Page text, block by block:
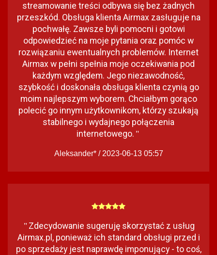
streamowanie treści odbywa się bez żadnych
przeszkód. Obsługa klienta Airmax zasługuje na
pochwałę. Zawsze byli pomocni i gotowi
odpowiedzieć na moje pytania oraz pomóc w
rozwiązaniu ewentualnych problemów. Internet
Airmax w pełni spełnia moje oczekiwania pod
każdym względem. Jego niezawodność,
szybkość i doskonała obsługa klienta czynią go
moim najlepszym wyborem. Chciałbym gorąco
polecić go innym użytkownikom, którzy szukają
stabilnego i wydajnego połączenia
internetowego. "
Aleksander* / 2023-06-13 05:57
" Zdecydowanie sugeruję skorzystać z usług
Airmax.pl, ponieważ ich standard obsługi przed i
po sprzedaży jest naprawdę imponujący - to coś,